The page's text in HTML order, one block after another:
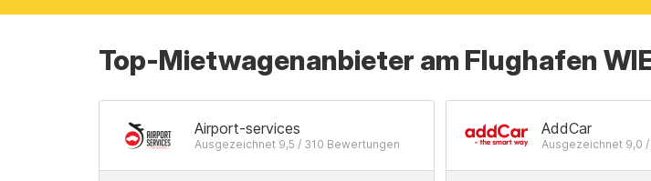
Top-Mietwagenanbieter am Flughafen
Airport-services
Ausgezeichnet 9,5 / 310 Bewertungen
AddCar
Ausgezeichnet 9,0